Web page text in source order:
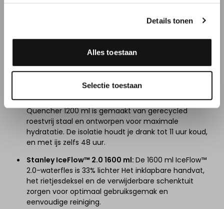
Details tonen
Alles toestaan
Selectie toestaan
comfortabel en blijft je drankje urenlang op
700 ml is 33% lichter dan traditionele roestvrijstalen
flessen en perfect voor sport en intensief gebruik.
koud, terwijl het inklapbare handvat en het
rietjesdeksel zorgen voor extra gebruiksgemak.
Stanley Quencher H2.0 1200 ml:De Stanley
Quencher 1200 ml is gemaakt van gerecycled
roestvrij staal en ontworpen voor maximale
hydratatie. De isolatie houdt je drank tot 11 uur koud,
en met ijs zelfs 48 uur.
Stanley IceFlow™ 2.0 1600 ml: De 1600 ml IceFlow™
2.0-waterfles is 33% lichter Het inklapbare handvat,
het rietjesdeksel en de verwijderbare schenktuit
zorgen voor optimaal gebruiksgemak en
eenvoudige reiniging.